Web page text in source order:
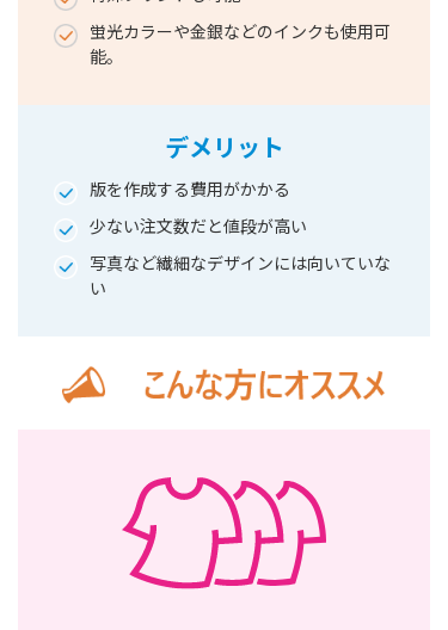
蛍光カラーや金銀などのインクも使用可
能。
デメリット
版を作成する費用がかかる
少ない注文数だと値段が高い
写真など繊細なデザインには向いていな
い